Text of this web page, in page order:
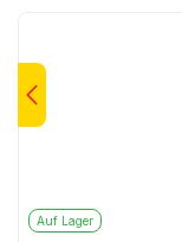
Auf Lager